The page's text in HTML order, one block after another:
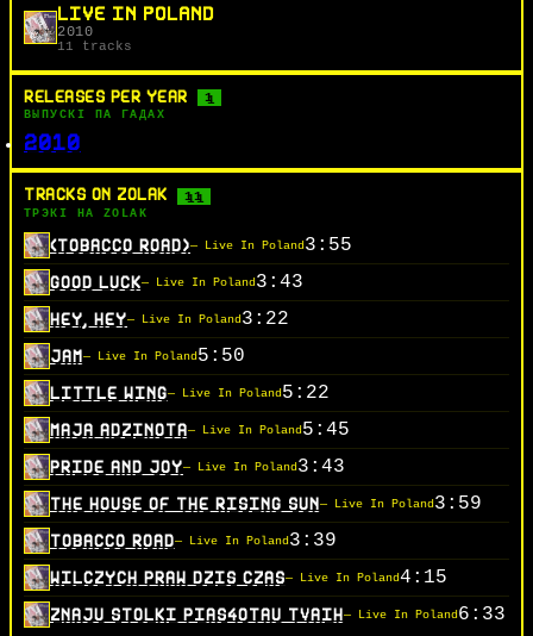
LIVE IN POLAND
2010
11 tracks
RELEASES PER YEAR 1
ВЫПУСКІ ПА ГАДАХ
2010
TRACKS ON ZOLAK 11
ТРЭКІ НА ZOLAK
(TOBACCO ROAD)— Live In Poland3:55
GOOD LUCK— Live In Poland3:43
HEY, HEY— Live In Poland3:22
JAM— Live In Poland5:50
LITTLE WING— Live In Poland5:22
MAJA ADZINOTA— Live In Poland5:45
PRIDE AND JOY— Live In Poland3:43
THE HOUSE OF THE RISING SUN— Live In Poland3:59
TOBACCO ROAD— Live In Poland3:39
WILCZYCH PRAW DZIS CZAS— Live In Poland4:15
ZNAJU STOLKI PIAS4OTAU TVAIH— Live In Poland6:33